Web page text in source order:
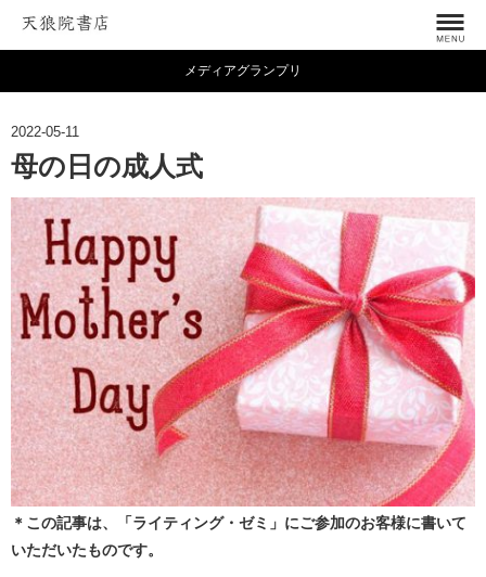
メディアグランプリ
2022-05-11
母の日の成人式
＊この記事は、「ライティング・ゼミ」にご参加のお客様に書いて
いただいたものです。